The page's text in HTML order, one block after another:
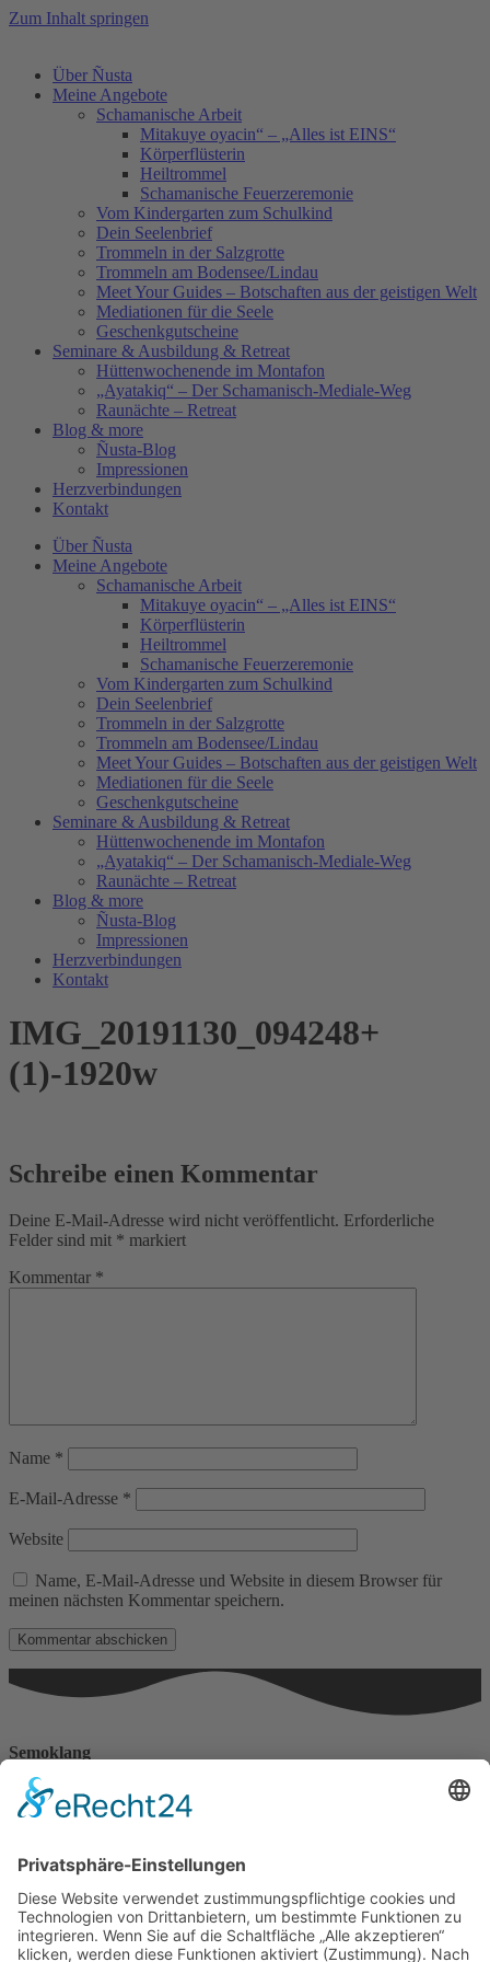
Zum Inhalt springen
Über Ñusta
Meine Angebote
Schamanische Arbeit
Mitakuye oyacin“ – „Alles ist EINS“
Körperflüsterin
Heiltrommel
Schamanische Feuerzeremonie
Vom Kindergarten zum Schulkind
Dein Seelenbrief
Trommeln in der Salzgrotte
Trommeln am Bodensee/Lindau
Meet Your Guides – Botschaften aus der geistigen Welt
Mediationen für die Seele
Geschenkgutscheine
Seminare & Ausbildung & Retreat
Hüttenwochenende im Montafon
„Ayatakiq“ – Der Schamanisch-Mediale-Weg
Raunächte – Retreat
Blog & more
Ñusta-Blog
Impressionen
Herzverbindungen
Kontakt
Über Ñusta
Meine Angebote
Schamanische Arbeit
Mitakuye oyacin“ – „Alles ist EINS“
Körperflüsterin
Heiltrommel
Schamanische Feuerzeremonie
Vom Kindergarten zum Schulkind
Dein Seelenbrief
Trommeln in der Salzgrotte
Trommeln am Bodensee/Lindau
Meet Your Guides – Botschaften aus der geistigen Welt
Mediationen für die Seele
Geschenkgutscheine
Seminare & Ausbildung & Retreat
Hüttenwochenende im Montafon
„Ayatakiq“ – Der Schamanisch-Mediale-Weg
Raunächte – Retreat
Blog & more
Ñusta-Blog
Impressionen
Herzverbindungen
Kontakt
IMG_20191130_094248+
(1)-1920w
Schreibe einen Kommentar
Deine E-Mail-Adresse wird nicht veröffentlicht. Erforderliche
Felder sind mit * markiert
Kommentar *
Name *
E-Mail-Adresse *
Website
Name, E-Mail-Adresse und Website in diesem Browser für
meinen nächsten Kommentar speichern.
Semoklang
Haus der Lebenskraft
Erzbergerstr. 15
88239 Wangen
Telefonnummer: 0170 777 4388
Impressum
Datenschutzerklärungen